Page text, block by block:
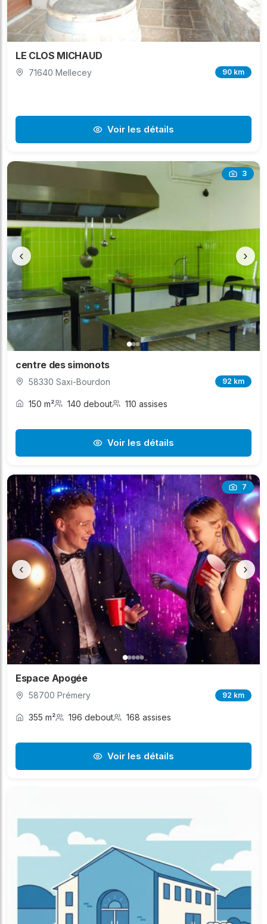
LE CLOS MICHAUD
71640 Mellecey 90 km
Voir les détails
3
‹ ›
centre des simonots
58330 Saxi-Bourdon 92 km
150 m² 140 debout 110 assises
Voir les détails
7
‹ ›
Espace Apogée
58700 Prémery 92 km
355 m² 196 debout 168 assises
Voir les détails